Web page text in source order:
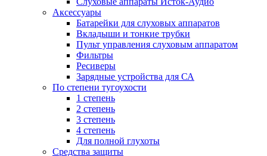
Аксессуары
Батарейки для слуховых аппаратов
Вкладыши и тонкие трубки
Пульт управления слуховым аппаратом
Фильтры
Ресиверы
Зарядные устройства для СА
По степени тугоухости
1 степень
2 степень
3 степень
4 степень
Для полной глухоты
Средства защиты